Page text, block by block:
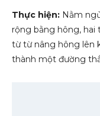
Thực hiện: Nằm
rộng bằng hông, hai
từ từ nâng hông lên
thành một đường